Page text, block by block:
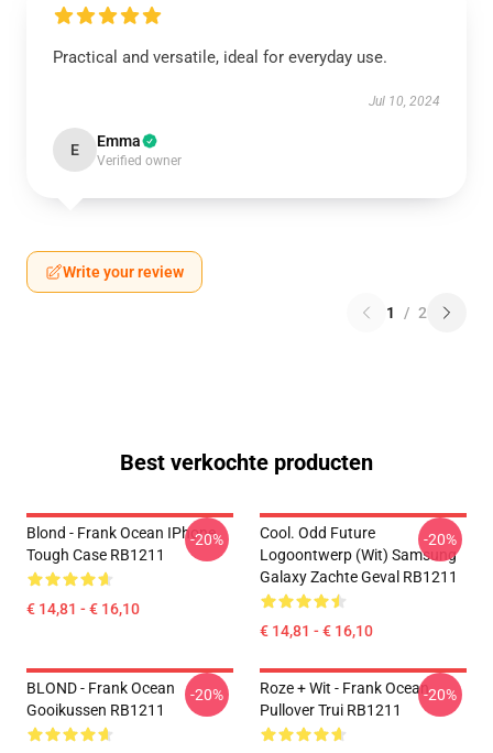
Practical and versatile, ideal for everyday use.
Jul 10, 2024
E Emma
Verified owner
Write your review
1 / 2
Best verkochte producten
Blond - Frank Ocean IPhone
Tough Case RB1211
€ 14,81 - € 16,10
-20%
Cool. Odd Future
Logoontwerp (wit) Samsung
Galaxy Zachte Geval RB1211
€ 14,81 - € 16,10
-20%
BLOND - Frank Ocean
Gooikussen RB1211
-20%
Roze + Wit - Frank Ocean
Pullover Trui RB1211
-20%